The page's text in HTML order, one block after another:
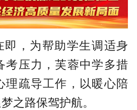
即，为帮助学生调适身
考压力，芙蓉中学多措
理疏导工作，以暖心陪
之路保驾护航。